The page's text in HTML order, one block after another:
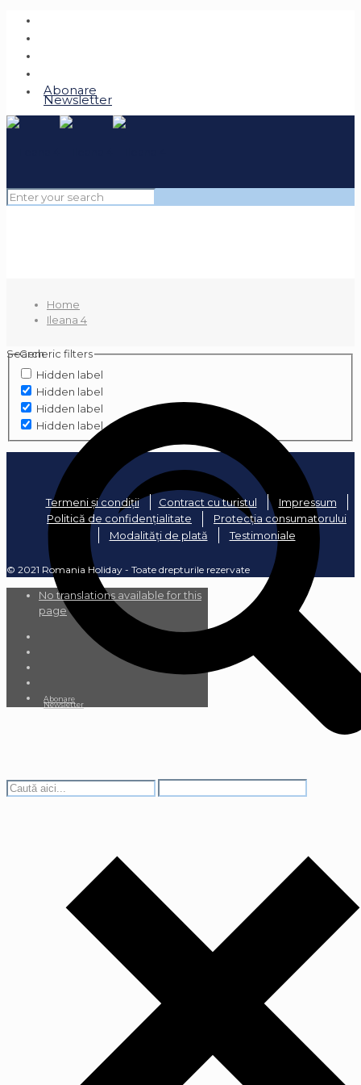
Abonare
Newsletter
Home
Ileana 4
Search
Generic filters
Hidden label
Hidden label
Hidden label
Hidden label
Termeni și condiții Contract cu turistul
Impressum
Politică de confidențialitate
Protecția consumatorului
Modalități de plată
Testimoniale
© 2021 Romania Holiday - Toate drepturile rezervate
No translations available for this
page
Abonare
Newsletter